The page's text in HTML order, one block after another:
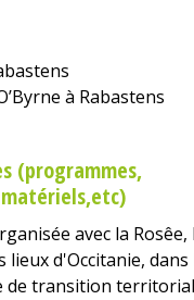
à Rabastens
(programmes,
avec la Rosêe,
lieux d'Occitanie, dans
de transition